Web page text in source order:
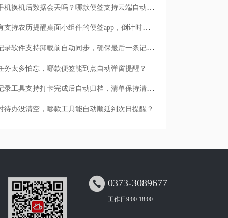
安卓手机换机后数据会丢吗？哪款便签支持云端自动备份？
有没有支持农历提醒桌面小组件的便签app，倒计时一目了然
哪款记录软件支持卸载前自动同步，确保最后一条记录不丢失？
务太多怕忘，哪款便签能到点自动弹窗提醒？
哪款记录工具支持打卡完成后自动归档，清单保持清爽？
待办没清空，哪款工具能自动顺延到次日提醒？
 0373-3089677
工作日9:00-18:00